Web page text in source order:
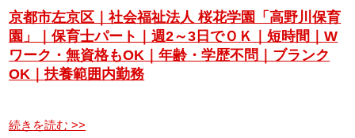
京都市左京区｜社会福祉法人 桜花学園「高野川保育
園」｜保育士パート｜週2～3日でＯＫ｜短時間｜W
ワーク・無資格もOK｜年齢・学歴不問｜ブランク
OK｜扶養範囲内勤務
続きを読む >>